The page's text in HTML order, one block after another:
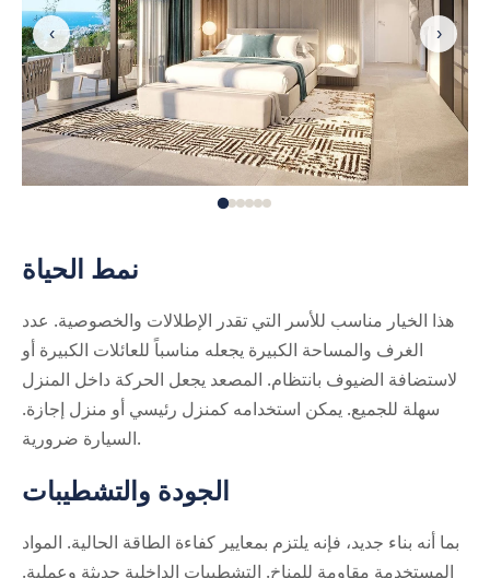
نمط الحياة
هذا الخيار مناسب للأسر التي تقدر الإطلالات والخصوصية. عدد
الغرف والمساحة الكبيرة يجعله مناسباً للعائلات الكبيرة أو
لاستضافة الضيوف بانتظام. المصعد يجعل الحركة داخل المنزل
سهلة للجميع. يمكن استخدامه كمنزل رئيسي أو منزل إجازة.
السيارة ضرورية.
الجودة والتشطيبات
بما أنه بناء جديد، فإنه يلتزم بمعايير كفاءة الطاقة الحالية. المواد
المستخدمة مقاومة للمناخ. التشطيبات الداخلية حديثة وعملية.
‹ ›